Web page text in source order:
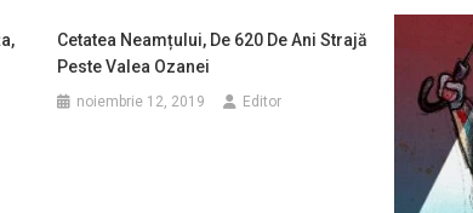
Cetatea Neamțului, De 620 De Ani Strajă
Peste Valea Ozanei
noiembrie 12, 2019 Editor